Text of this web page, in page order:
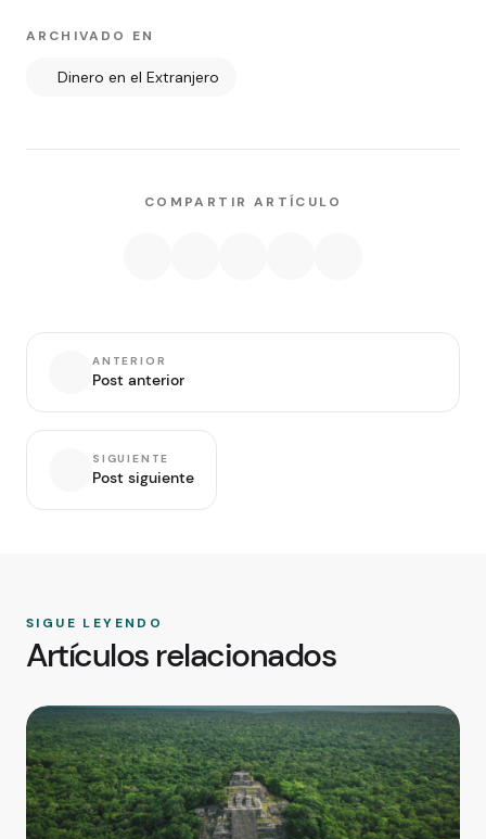
ARCHIVADO EN
Dinero en el Extranjero
COMPARTIR ARTÍCULO
ANTERIOR
Post anterior
SIGUIENTE
Post siguiente
SIGUE LEYENDO
Artículos relacionados